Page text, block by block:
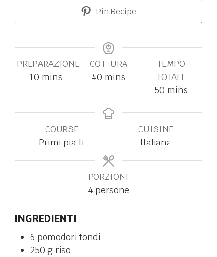
Pin Recipe
PREPARAZIONE
10 mins
COTTURA
40 mins
TEMPO
TOTALE
50 mins
COURSE
Primi piatti
CUISINE
Italiana
PORZIONI
4 persone
INGREDIENTI
6 pomodori tondi
250 g riso